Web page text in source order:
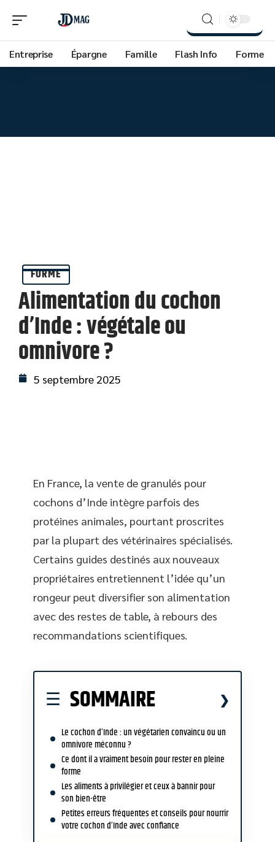
Entreprise Épargne Famille Flash Info Forme
FORME
Alimentation du cochon
d’Inde : végétale ou
omnivore ?
5 septembre 2025
En France, la vente de granulés pour
cochons d’Inde intègre parfois des
protéines animales, pourtant proscrites
par la plupart des vétérinaires spécialisés.
Certains guides destinés aux nouveaux
propriétaires entretiennent l’idée qu’un
rongeur peut diversifier son alimentation
avec des restes de table, à rebours des
recommandations scientifiques.
SOMMAIRE
Le cochon d’Inde : un végétarien convaincu ou un
omnivore méconnu ?
Ce dont il a vraiment besoin pour rester en pleine
forme
Les aliments à privilégier et ceux à bannir pour
son bien-être
Petites erreurs fréquentes et conseils pour nourrir
votre cochon d’Inde avec confiance